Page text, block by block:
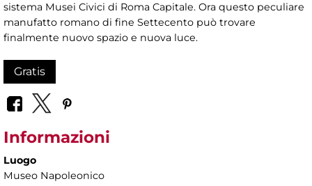
sistema Musei Civici di Roma Capitale. Ora questo peculiare
manufatto romano di fine Settecento può trovare
finalmente nuovo spazio e nuova luce.
Gratis
Informazioni
Luogo
Museo Napoleonico